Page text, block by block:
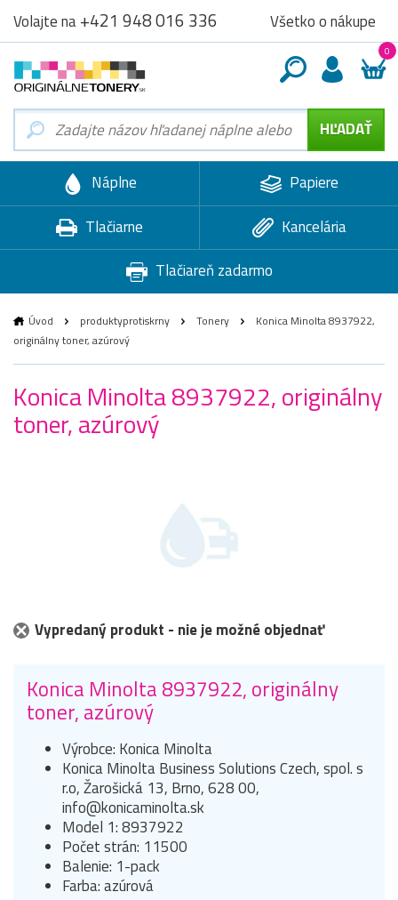
Volajte na+421 948 016 336 Všetko o nákupe
0
Náplne
Papiere
Tlačiarne
Kancelária
Tlačiareň zadarmo
Úvod produktyprotiskrny Tonery
Konica Minolta 8937922,
originálny toner, azúrový
Konica Minolta 8937922, originálny
toner, azúrový
Vypredaný produkt - nie je možné objednať
Konica Minolta 8937922, originálny
toner, azúrový
Výrobce: Konica Minolta
Konica Minolta Business Solutions Czech, spol. s
r.o, Žarošická 13, Brno, 628 00,
info@konicaminolta.sk
Model 1: 8937922
Počet strán: 11500
Balenie: 1-pack
Farba: azúrová